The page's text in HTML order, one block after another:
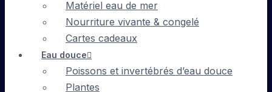
Matériel eau de mer
Nourriture vivante & congelé
Cartes cadeaux
Eau douce
Poissons et invertébrés d’eau douce
Plantes